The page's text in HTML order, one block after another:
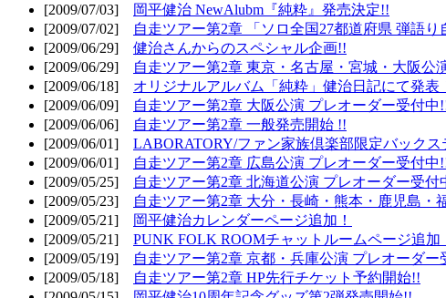
[2009/07/03]
岡平健治 NewAlubm『純粋』発売決定!!
[2009/07/02]
自走ツアー第2章 「ソロ全国27都道府県 弾語り
[2009/06/29] 健治さんからのスペシャル企画!!
[2009/06/29]
自走ツアー第2章 東京・名古屋・宮城・大阪公
[2009/06/18] オリジナルアルバム「純粋」健治日記にて発表
[2009/06/09]
自走ツアー第2章 大阪公演 プレオーダー受付中
[2009/06/06]
自走ツアー第2章 一般発売開始 !!
[2009/06/01] LABORATORY/ファン家族倶楽部限定バックス
[2009/06/01]
自走ツアー第2章 広島公演 プレオーダー受付中
[2009/05/25]
自走ツアー第2章 北海道公演 プレオーダー受付
[2009/05/23]
自走ツアー第2章 大分・長崎・熊本・鹿児島・
[2009/05/21]
岡平健治カレンダーページ追加！
[2009/05/21] PUNK FOLK ROOMチャットルームページ追加
[2009/05/19]
自走ツアー第2章 京都・兵庫公演 プレオーダー
[2009/05/18]
自走ツアー第2章 HP先行チケット予約開始!!